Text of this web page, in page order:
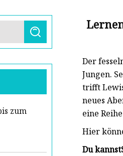
zum
Der
Jungen.
trifft
neues
eine
Hier
Du kannst